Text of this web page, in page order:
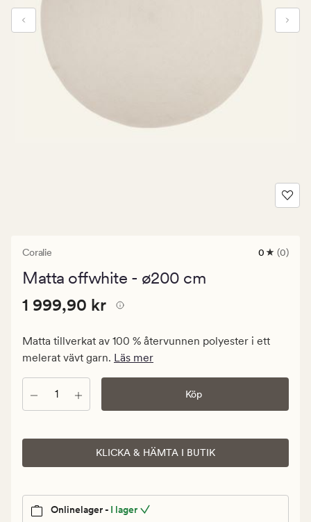
Coralie
0
0 (0)
Matta offwhite - ø200 cm
Pris
pris
Pris 1 999,90 kr
1 999,90 kr
Matta tillverkat av 100 % återvunnen polyester i ett
melerat vävt garn. Läs mer
Antal Köp
KLICKA & HÄMTA I BUTIK
Onlinelager - I lager